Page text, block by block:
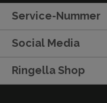
Service-Nummer
Social Media
Ringella Shop